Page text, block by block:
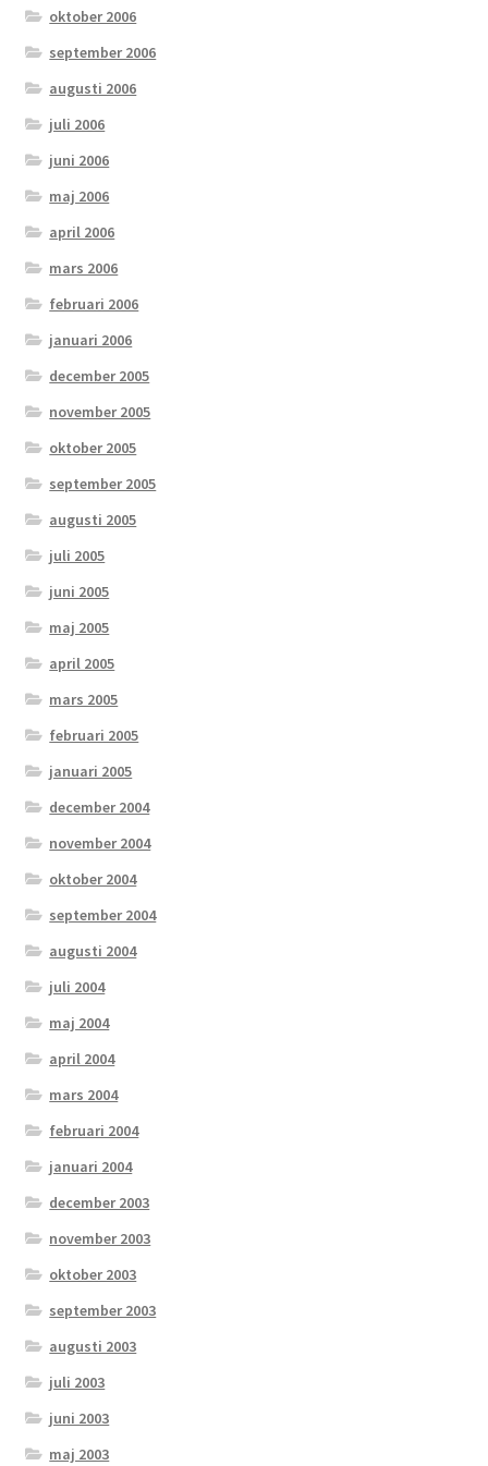
oktober 2006
september 2006
augusti 2006
juli 2006
juni 2006
maj 2006
april 2006
mars 2006
februari 2006
januari 2006
december 2005
november 2005
oktober 2005
september 2005
augusti 2005
juli 2005
juni 2005
maj 2005
april 2005
mars 2005
februari 2005
januari 2005
december 2004
november 2004
oktober 2004
september 2004
augusti 2004
juli 2004
maj 2004
april 2004
mars 2004
februari 2004
januari 2004
december 2003
november 2003
oktober 2003
september 2003
augusti 2003
juli 2003
juni 2003
maj 2003